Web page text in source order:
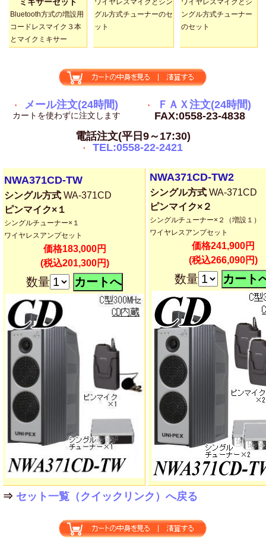
Bluetooth方式の増設用
コードレスマイク３本
とマイクミキサー
ワイヤレスマイクとシン
グル方式チューナーのセ
ット
ワイヤレスマイクとシ
ングル方式チューナー
のセット
メール注文(24時間)
カートを使わずに注文します
ＦＡＸ注文(24時間)
FAX:0558-23-4838
電話注文(平日9～17:30)
TEL:0558-22-2421
NWA371CD-TW
シングル方式 WA-371CD
ピンマイク×１
シングルチューナー×１
ワイヤレスアンプセット
価格183,000円
(税込201,300円)
数量
NWA371CD-TW2
シングル方式 WA-371CD
ピンマイク×２
シングルチューナー×２（増設１）
ワイヤレスアンプセット
価格241,900円
(税込266,090円)
数量
⇒ セット一覧（クイックリンク）へ戻る